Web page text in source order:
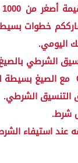
خطوات
اليومي.
الشرطي
مع الصيغ بسيطة
التنسيق الشرطي.
شرط.
عند استيفاء